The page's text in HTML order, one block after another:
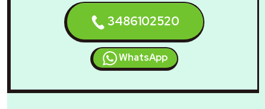
3486102520
WhatsApp